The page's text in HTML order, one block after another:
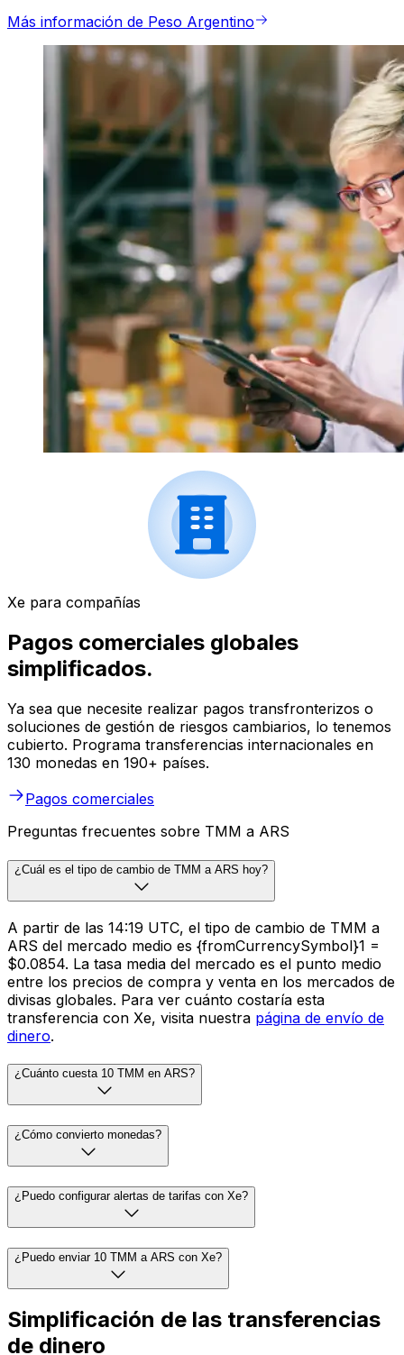
Más información de Peso Argentino
Xe para compañías
Pagos comerciales globales
simplificados.
Ya sea que necesite realizar pagos transfronterizos o
soluciones de gestión de riesgos cambiarios, lo tenemos
cubierto. Programa transferencias internacionales en
130 monedas en 190+ países.
Pagos comerciales
Preguntas frecuentes sobre TMM a ARS
¿Cuál es el tipo de cambio de TMM a ARS hoy?
A partir de las 14:19 UTC, el tipo de cambio de TMM a
ARS del mercado medio es {fromCurrencySymbol}1 =
$0.0854. La tasa media del mercado es el punto medio
entre los precios de compra y venta en los mercados de
divisas globales. Para ver cuánto costaría esta
transferencia con Xe, visita nuestra página de envío de
dinero.
¿Cuánto cuesta 10 TMM en ARS?
¿Cómo convierto monedas?
¿Puedo configurar alertas de tarifas con Xe?
¿Puedo enviar 10 TMM a ARS con Xe?
Simplificación de las transferencias
de dinero